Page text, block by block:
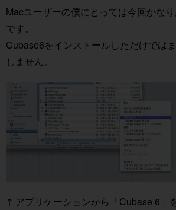
Macユーザーの僕にとっては今回かな
です。
Cubase6をインストールしただけでは
しません。
↑ アプリケーションから「Cubase 6」